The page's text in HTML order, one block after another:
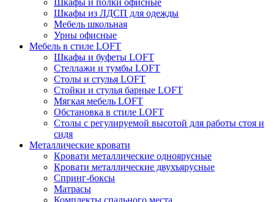
Шкафы из ЛДСП для одежды
Мебель школьная
Урны офисные
Мебель в стиле LOFT
Шкафы и буфеты LOFT
Стеллажи и тумбы LOFT
Столы и стулья LOFT
Стойки и стулья барные LOFT
Мягкая мебель LOFT
Обстановка в стиле LOFT
Столы с регулируемой высотой для работы стоя и
сидя
Металлические кровати
Кровати металлические одноярусные
Кровати металлические двухъярусные
Спринг-боксы
Матрасы
Комплекты спального места